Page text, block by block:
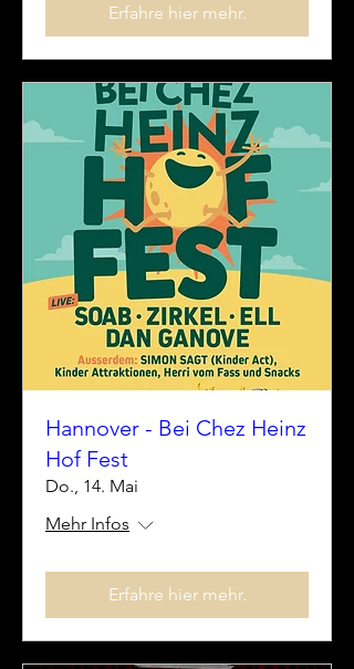
Erfahre hier mehr.
Hannover - Bei Chez Heinz
Hof Fest
Do., 14. Mai
Mehr Infos
Erfahre hier mehr.